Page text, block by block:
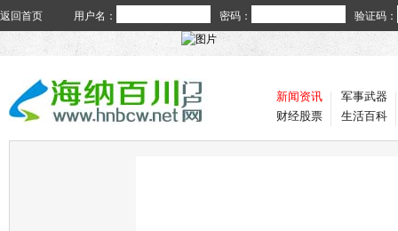
返回首页 用户名： 密码： 验证码：
新闻资讯
财经股票
军事武器
生活百科